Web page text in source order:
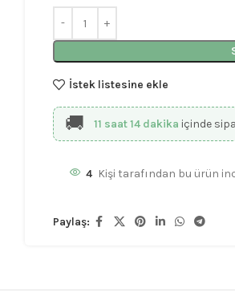
İstek listesine ekle
🚚 11 saat 14 dakika içinde
4 Kişi tarafından bu ürün
Paylaş: